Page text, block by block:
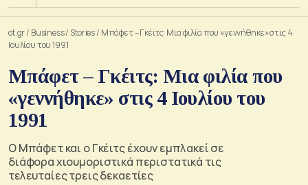
ot.gr/ Business/ Stories/ Μπάφετ – Γκέιτς: Μια φιλία που «γεννήθηκε» στις 4
Ιουλίου του 1991
Μπάφετ – Γκέιτς: Μια φιλία που
«γεννήθηκε» στις 4 Ιουλίου του
1991
Ο Μπάφετ και ο Γκέιτς έχουν εμπλακεί σε
διάφορα χιουμοριστικά περιστατικά τις
τελευταίες τρεις δεκαετίες